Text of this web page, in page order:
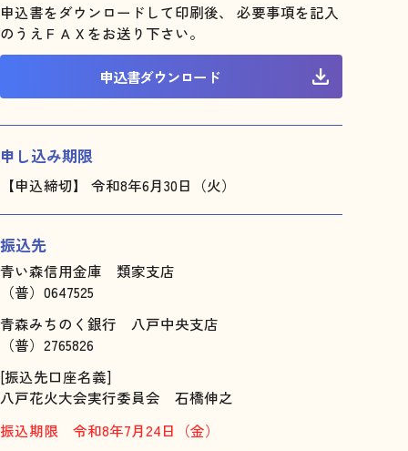
申込書をダウンロードして印刷後、 必要事項を記入
のうえＦＡＸをお送り下さい。
申込書ダウンロード
申し込み期限
【申込締切】 令和8年6月30日（火）
振込先
青い森信用金庫 類家支店
（普）0647525
青森みちのく銀行 八戸中央支店
（普）2765826
[振込先口座名義]
八戸花火大会実行委員会 石橋伸之
振込期限 令和8年7月24日（金）